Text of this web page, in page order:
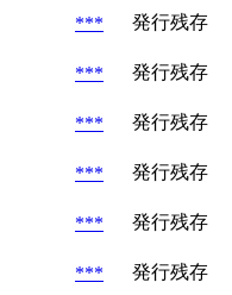
***
発行残存
***
発行残存
***
発行残存
***
発行残存
***
発行残存
***
発行残存